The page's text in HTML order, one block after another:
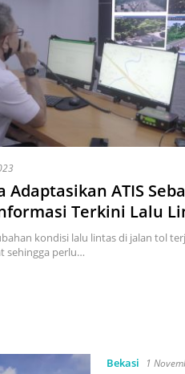
Adaptasikan ATIS
Terkini Lalu
kondisi lalu lintas di jalan tol
sehingga perlu…
Bekasi 1